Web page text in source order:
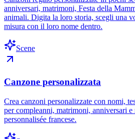
anniversari, matrimoni, Festa della
animali. Digita la loro storia, scegli una
misura con il loro nome dentro.
Scene
Canzone personalizzata
Crea canzoni personalizzate con nomi,
per compleanni, matrimoni, anniversari e
personnalisée francese.